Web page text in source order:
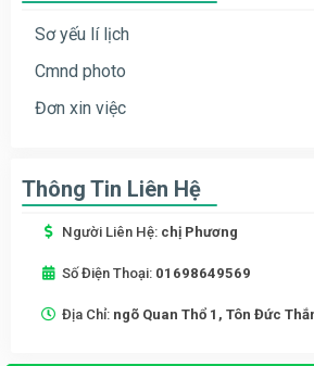
Sơ yếu lí lịch
Cmnd photo
Đơn xin việc
Thông Tin Liên Hệ
Người Liên Hệ: chị Phương
Số Điện Thoại: 01698649569
Địa Chỉ: ngõ Quan Thổ 1, Tôn Đức